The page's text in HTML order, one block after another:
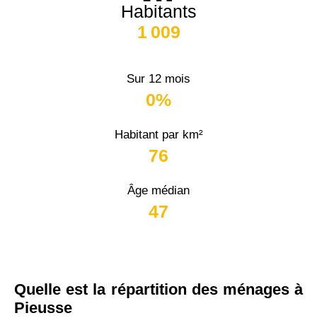
Habitants
1 009
Sur 12 mois
0%
Habitant par km²
76
Âge médian
47
Quelle est la répartition des ménages à
Pieusse